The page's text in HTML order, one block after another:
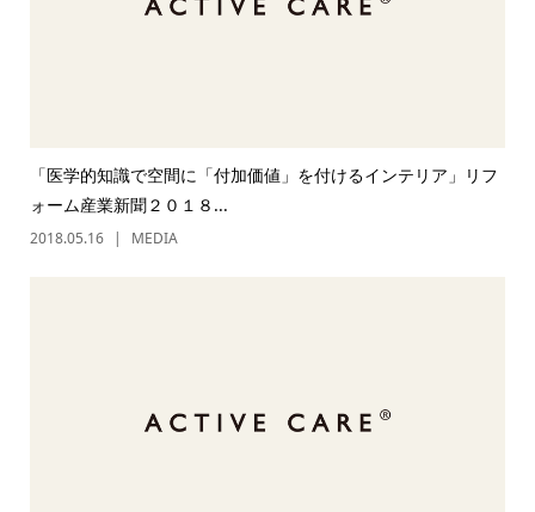
「医学的知識で空間に「付加価値」を付けるインテリア」リフ
ォーム産業新聞２０１８...
2018.05.16 MEDIA